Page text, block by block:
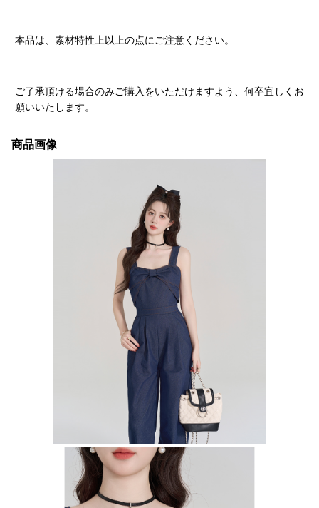
本品は、素材特性上以上の点にご注意ください。
ご了承頂ける場合のみご購入をいただけますよう、何卒宜しくお
願いいたします。
商品画像